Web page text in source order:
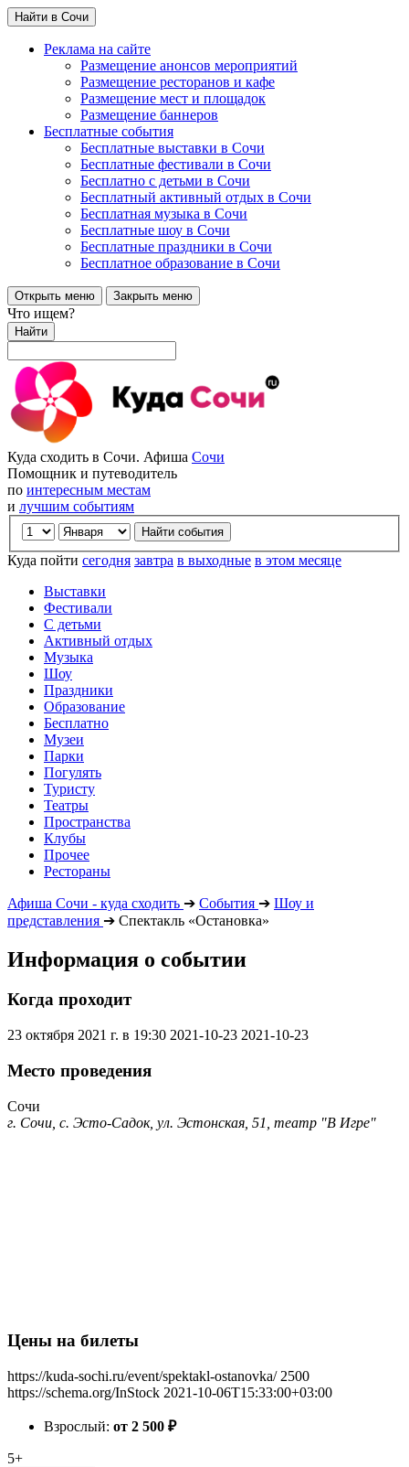
Найти в Сочи
Реклама на сайте
Размещение анонсов мероприятий
Размещение ресторанов и кафе
Размещение мест и площадок
Размещение баннеров
Бесплатные события
Бесплатные выставки в Сочи
Бесплатные фестивали в Сочи
Бесплатно с детьми в Сочи
Бесплатный активный отдых в Сочи
Бесплатная музыка в Сочи
Бесплатные шоу в Сочи
Бесплатные праздники в Сочи
Бесплатное образование в Сочи
Открыть меню Закрыть меню
Что ищем?
Найти
Куда сходить в Сочи. Афиша Сочи
Помощник и путеводитель
по интересным местам
и лучшим событиям
Куда пойти сегодня завтра в выходные в этом месяце
Выставки
Фестивали
С детьми
Активный отдых
Музыка
Шоу
Праздники
Образование
Бесплатно
Музеи
Парки
Погулять
Туристу
Театры
Пространства
Клубы
Прочее
Рестораны
Афиша Сочи - куда сходить ➔ События ➔ Шоу и
представления ➔ Спектакль «Остановка»
Информация о событии
Когда проходит
23 октября 2021 г. в 19:30 2021-10-23 2021-10-23
Место проведения
Сочи
г. Сочи, с. Эсто-Садок, ул. Эстонская, 51, театр "В Игре"
Цены на билеты
https://kuda-sochi.ru/event/spektakl-ostanovka/ 2500
https://schema.org/InStock 2021-10-06T15:33:00+03:00
Взрослый: от 2 500 ₽
5+